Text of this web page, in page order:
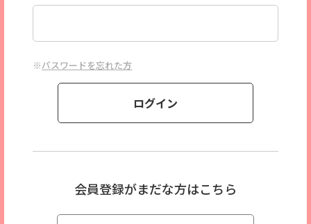
※パスワードを忘れた方
会員登録がまだな方はこちら